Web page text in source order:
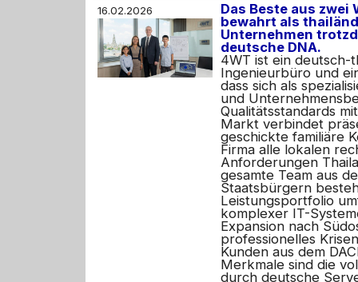
16.02.2026
Das Beste aus zwei
bewahrt als
Unternehmen
deutsche DNA.
4WT ist ein deutsch-
Ingenieurbüro und
dass sich als
und
Qualitätsstandards
Markt verbindet
geschickte familiäre
Firma alle lokalen
Anforderungen
gesamte Team aus
Staatsbürgern
Leistungsportfolio
komplexer IT-
Expansion nach
professionelles
Kunden aus dem
Merkmale sind die
durch deutsche